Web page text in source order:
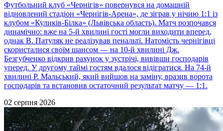
Футбольний клуб «Чернігів» повернувся на домашній
відновлений стадіон «Чернігів-Арена», де зіграв у нічию 1:1 із
клубом «Куликів-Білка» (Львівська область). Матч розпочався
динамічно: вже на 5-й хвилині гості могли виходити вперед,
однак В. Патуляк не реалізував пенальті. Натомість чернігівці
скористалися своїм шансом — на 10-й хвилині Дж.
Безгубченко відкрив рахунок у зустрічі, вивівши господарів
уперед. У другому таймі гостям вдалося відігратися. На 74-й
хвилині Р. Мальський, який вийшов на заміну, вразив ворота
господарів та встановив остаточний результат матчу — 1:1.
02 серпня 2026